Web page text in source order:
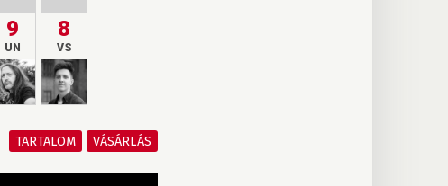
9
UN
8
VS
TARTALOM VÁSÁRLÁS